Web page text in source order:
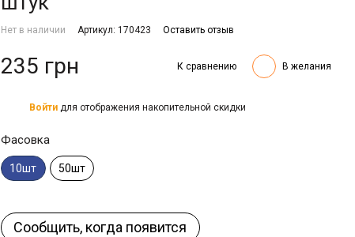
Нет в наличии Артикул: 170423 Оставить отзыв
235 грн К сравнению В желания
Войти для отображения накопительной скидки
Фасовка
10шт 50шт
Сообщить, когда появится